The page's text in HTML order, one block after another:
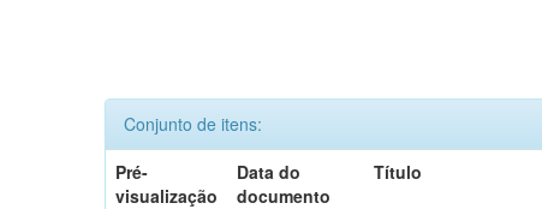
Conjunto de itens:
Pré-
visualização
Data do
documento
Título